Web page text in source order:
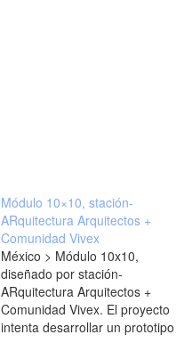
Módulo 10×10, stación-
ARquitectura Arquitectos +
Comunidad Vivex
México > Módulo 10x10,
diseñado por stación-
ARquitectura Arquitectos +
Comunidad Vivex. El proyecto
intenta desarrollar un prototipo